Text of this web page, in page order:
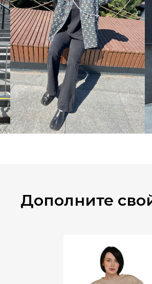
Дополните